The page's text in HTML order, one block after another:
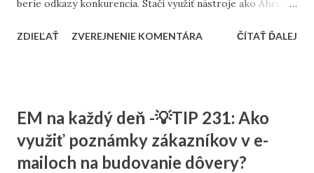
berie odkazy konkurencia. Stačí využiť nástroje ako Ahrefs,
sa zobrazí zoznam stránok, ktoré na ňu odkazujú. Tie
len množstvo, ale kvalitu. Odkazy z dôveryhodných a
tematicky príbuzných stránok majú oveľa väčší význam.
Preto sa oplatí zamerať sa na tie, ktoré majú aj sami dobrú
ZDIEĽAŤ ZVEREJNENIE KOMENTÁRA ČÍTAŤ ĎALEJ
EM na každý deň -💡TIP 231: Ako
využiť poznámky zákazníkov v e-
mailoch na budovanie dôvery?